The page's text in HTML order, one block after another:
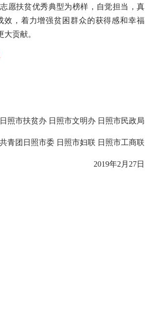
愿扶贫优秀典型为榜样，自觉担当，真
，着力增强贫困群众的获得感和幸福
贡献。
日照市扶贫办 日照市文明办 日照市民政局
共青团日照市委 日照市妇联 日照市工商联
2019年2月27日